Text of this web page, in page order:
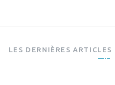
LES DERNIÈRES ARTICLES